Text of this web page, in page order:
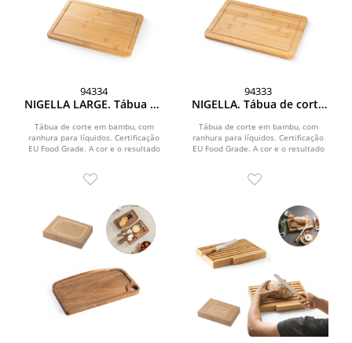
94334
NIGELLA LARGE. Tábua de
Tábua de corte em bambu, com
ranhura para líquidos. Certificação
EU Food Grade. A cor e o resultado
94333
NIGELLA. Tábua de corte
Tábua de corte em bambu, com
ranhura para líquidos. Certificação
EU Food Grade. A cor e o resultado